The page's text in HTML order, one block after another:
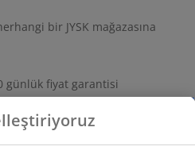
bir JYSK mağazasına
günlük fiyat garantisi